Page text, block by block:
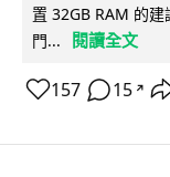
置 32GB RAM 的
門...
閱讀全文
157 15 ↗